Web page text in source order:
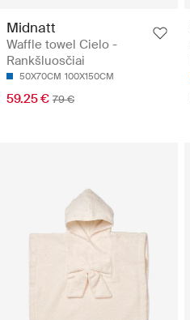
Midnatt
Waffle towel Cielo -
Rankšluosčiai
50X70CM 100X150CM
59.25 € 79 €